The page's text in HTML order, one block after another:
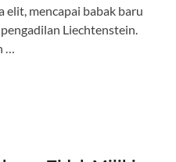
elit, mencapai babak baru
Liechtenstein.